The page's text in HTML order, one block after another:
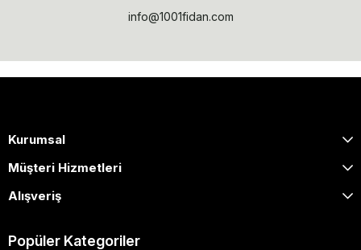
info@1001fidan.com
Kurumsal
Müşteri Hizmetleri
Alışveriş
Popüler Kategoriler